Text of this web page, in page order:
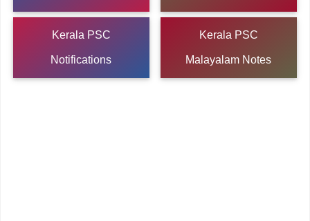
Kerala PSC
Notifications
Kerala PSC
Malayalam Notes